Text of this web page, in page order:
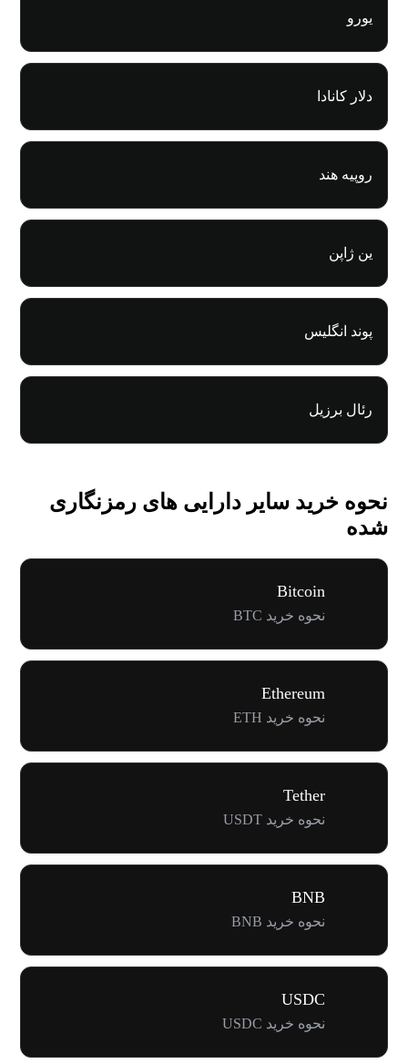
یورو
دلار کانادا
روپیه هند
ین ژاپن
پوند انگلیس
رئال برزیل
نحوه خرید سایر دارایی های رمزنگاری
شده
Bitcoin
نحوه خرید BTC
Ethereum
نحوه خرید ETH
Tether
نحوه خرید USDT
BNB
نحوه خرید BNB
USDC
نحوه خرید USDC